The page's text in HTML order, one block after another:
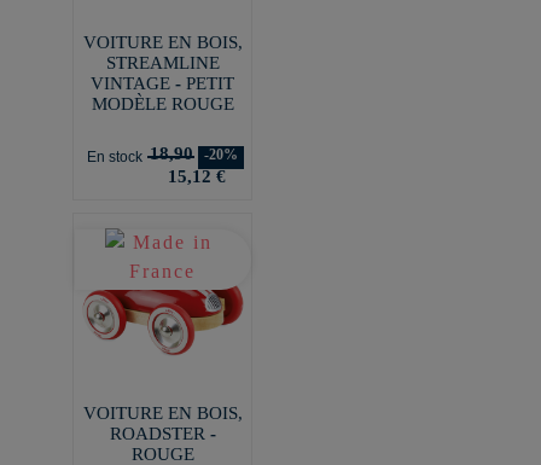
VOITURE EN BOIS,
STREAMLINE
VINTAGE - PETIT
MODÈLE ROUGE
En stock 18,90 -20%
15,12 €
VOITURE EN BOIS,
ROADSTER -
ROUGE